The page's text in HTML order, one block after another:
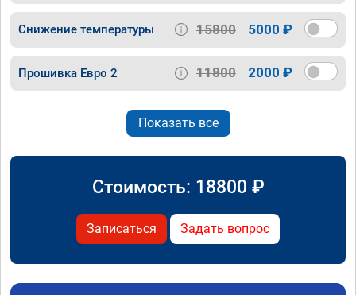
Снижение температуры 15800 5000 ₽
Прошивка Евро 2 11800 2000 ₽
Показать все
Стоимость: 18800 ₽
Записаться Задать вопрос